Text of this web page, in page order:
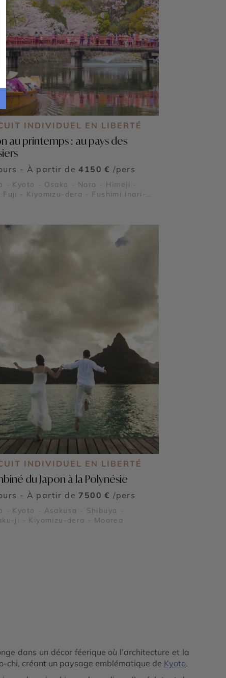
INDIVIDUEL EN LIBERTÉ
au printemps : au pays des
- À partir de 4150 € /pers
- Kyoto - Osaka - Nara - Himeji -
Fuji - Kiyomizu-dera - Fushimi Inari-
INDIVIDUEL EN LIBERTÉ
du Japon à la Polynésie
- À partir de 7500 € /pers
- Kyoto - Asakusa - Shibuya -
ji - Kiyomizu-dera - Moorea
dans un décor féerique où l’architecture et la
chi, créant un paysage emblématique de Kyoto.